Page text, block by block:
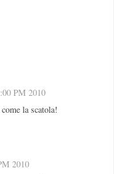
PM 2010
la scatola!
2010